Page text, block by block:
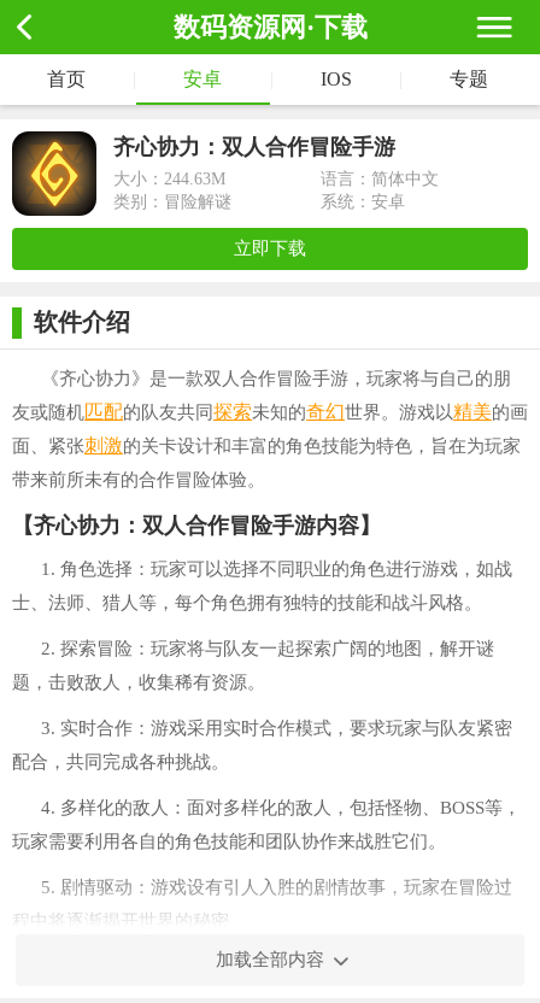
数码资源网·下载
首页 安卓 IOS 专题
齐心协力：双人合作冒险手游
大小： 244.63M
语言：简体中文
类别：冒险解谜
系统：安卓
立即下载
软件介绍
《齐心协力》是一款双人合作冒险手游，玩家将与自己的朋
友或随机匹配的队友共同探索未知的奇幻世界。游戏以精美的画
面、紧张刺激的关卡设计和丰富的角色技能为特色，旨在为玩家
带来前所未有的合作冒险体验。
【齐心协力：双人合作冒险手游内容】
1. 角色选择：玩家可以选择不同职业的角色进行游戏，如战
士、法师、猎人等，每个角色拥有独特的技能和战斗风格。
2. 探索冒险：玩家将与队友一起探索广阔的地图，解开谜
题，击败敌人，收集稀有资源。
3. 实时合作：游戏采用实时合作模式，要求玩家与队友紧密
配合，共同完成各种挑战。
4. 多样化的敌人：面对多样化的敌人，包括怪物、BOSS等，
玩家需要利用各自的角色技能和团队协作来战胜它们。
5. 剧情驱动：游戏设有引人入胜的剧情故事，玩家在冒险过
程中将逐渐揭开世界的秘密。
加载全部内容